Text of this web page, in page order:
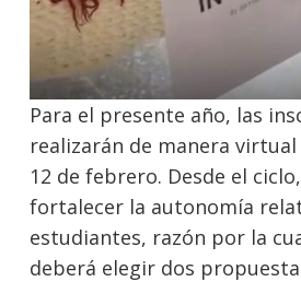
Para el presente año, las
realizarán de manera
12 de febrero. Desde el
fortalecer la autonomía
estudiantes, razón por la
deberá elegir dos